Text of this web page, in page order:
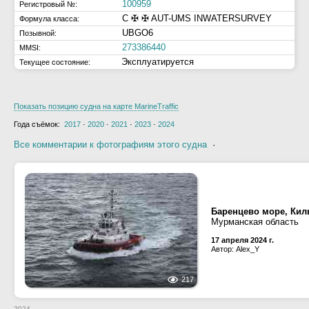
Регистровый №: 100959
Формула класса: C ✠ ✠ AUT-UMS INWATERSURVEY
Позывной: UBGO6
MMSI: 273386440
Текущее состояние: Эксплуатируется
Показать позицию судна на карте MarineTraffic
Года съёмок: 2017 · 2020 · 2021 · 2023 · 2024
Все комментарии к фотографиям этого судна·
217
Баренцево море,
Мурманская область
17 апреля 2024 г.
Автор: Alex_Y